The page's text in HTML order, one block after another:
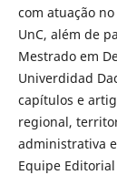
com atuação
UnC, além de
Mestrado em
Univerdidad
capítulos e
regional,
administrativa
Equipe